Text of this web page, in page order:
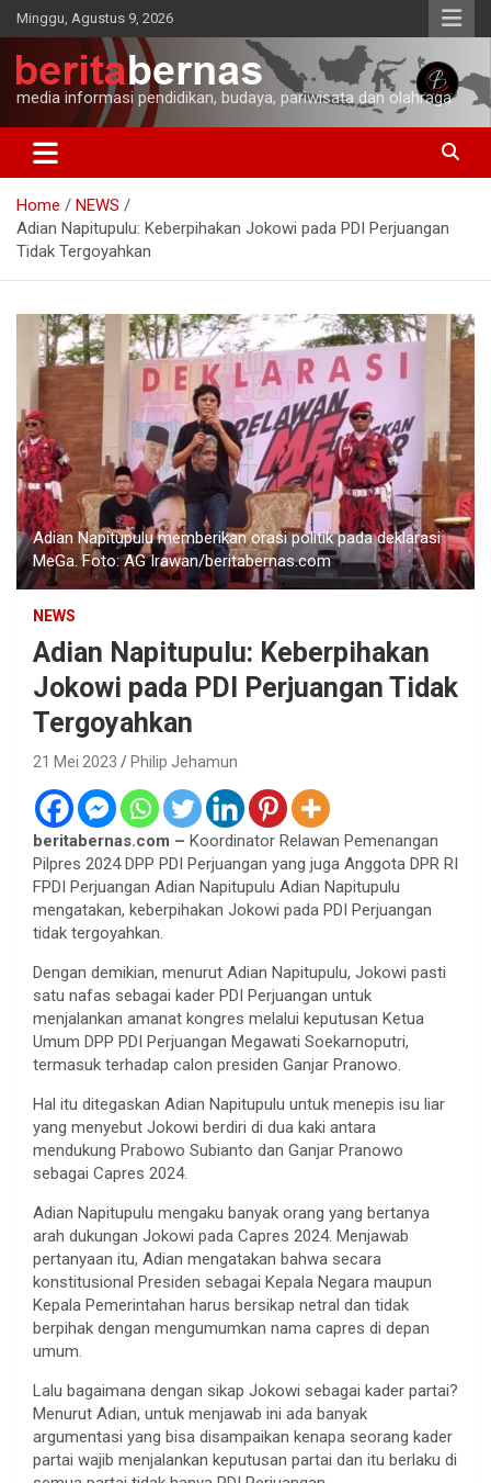
Skip
to
content
Minggu, Agustus 9, 2026
media informasi pendidikan, budaya, pariwisata dan olahraga
Home
NEWS
Adian Napitupulu: Keberpihakan Jokowi pada PDI Perjuangan
Tidak Tergoyahkan
Adian Napitupulu memberikan orasi politik pada deklarasi
MeGa. Foto: AG Irawan/beritabernas.com
NEWS
Adian Napitupulu: Keberpihakan
Jokowi pada PDI Perjuangan Tidak
Tergoyahkan
21 Mei 2023 Philip Jehamun
beritabernas.com – Koordinator Relawan Pemenangan
Pilpres 2024 DPP PDI Perjuangan yang juga Anggota DPR RI
FPDI Perjuangan Adian Napitupulu Adian Napitupulu
mengatakan, keberpihakan Jokowi pada PDI Perjuangan
tidak tergoyahkan.
Dengan demikian, menurut Adian Napitupulu, Jokowi pasti
satu nafas sebagai kader PDI Perjuangan untuk
menjalankan amanat kongres melalui keputusan Ketua
Umum DPP PDI Perjuangan Megawati Soekarnoputri,
termasuk terhadap calon presiden Ganjar Pranowo.
Hal itu ditegaskan Adian Napitupulu untuk menepis isu liar
yang menyebut Jokowi berdiri di dua kaki antara
mendukung Prabowo Subianto dan Ganjar Pranowo
sebagai Capres 2024.
Adian Napitupulu mengaku banyak orang yang bertanya
arah dukungan Jokowi pada Capres 2024. Menjawab
pertanyaan itu, Adian mengatakan bahwa secara
konstitusional Presiden sebagai Kepala Negara maupun
Kepala Pemerintahan harus bersikap netral dan tidak
berpihak dengan mengumumkan nama capres di depan
umum.
Lalu bagaimana dengan sikap Jokowi sebagai kader partai?
Menurut Adian, untuk menjawab ini ada banyak
argumentasi yang bisa disampaikan kenapa seorang kader
partai wajib menjalankan keputusan partai dan itu berlaku di